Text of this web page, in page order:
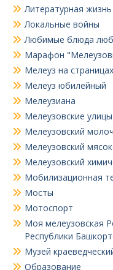
Литературная жизнь
Локальные войны
Любимые блюда
Марафон
Мелеуз на
Мелеуз юбилейный
Мелеузиана
Мелеузовские улицы
Мелеузовский
Мелеузовский
Мелеузовский
Мобилизационная
Мосты
Мотоспорт
Моя мелеузовская
Республики
Музей
Образование